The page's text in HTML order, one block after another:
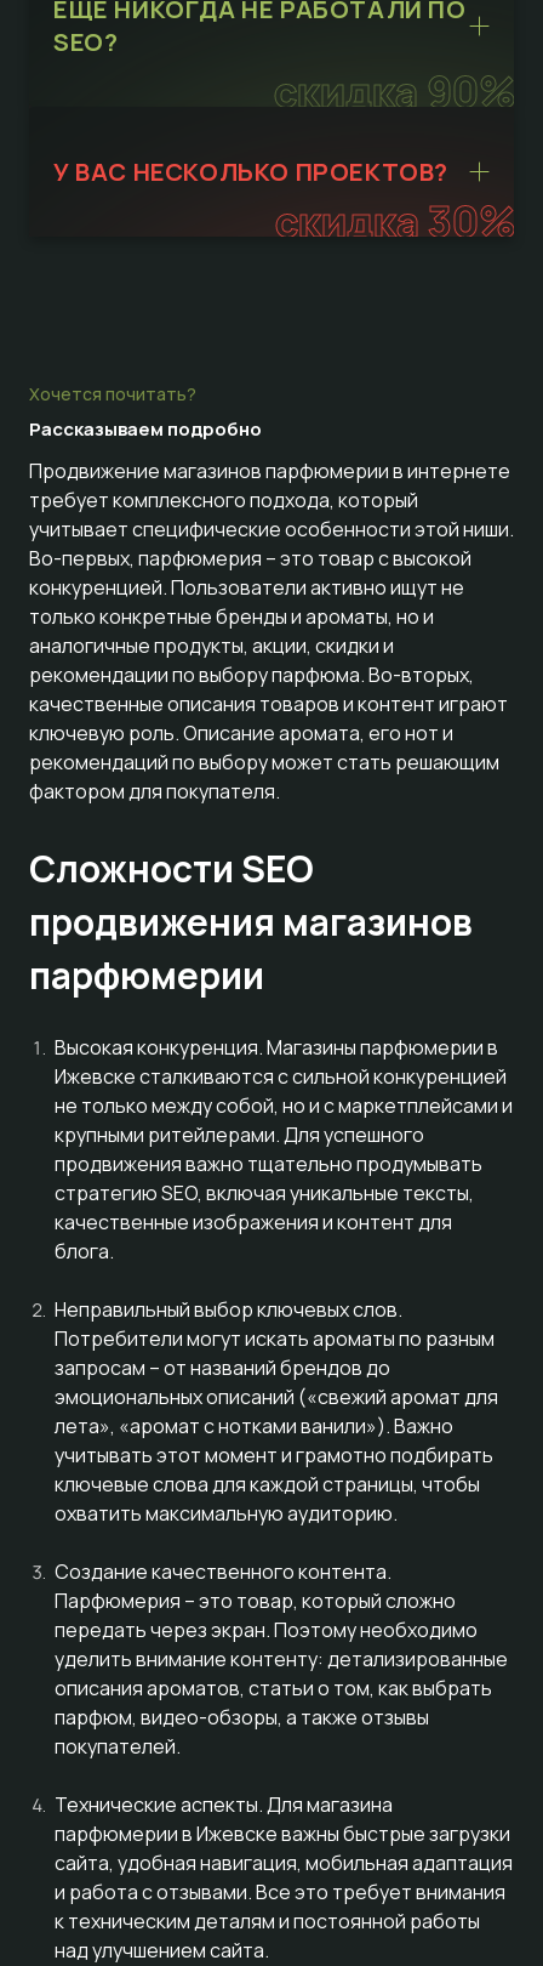
скидка 90%
ЕЩЁ НИКОГДА НЕ РАБОТАЛИ ПО
SEO?
скидка 30%
У ВАС НЕСКОЛЬКО ПРОЕКТОВ?
Хочется почитать?
Рассказываем подробно
Продвижение магазинов парфюмерии в интернете
требует комплексного подхода, который
учитывает специфические особенности этой ниши.
Во-первых, парфюмерия – это товар с высокой
конкуренцией. Пользователи активно ищут не
только конкретные бренды и ароматы, но и
аналогичные продукты, акции, скидки и
рекомендации по выбору парфюма. Во-вторых,
качественные описания товаров и контент играют
ключевую роль. Описание аромата, его нот и
рекомендаций по выбору может стать решающим
фактором для покупателя.
Сложности SEO
продвижения магазинов
парфюмерии
Высокая конкуренция. Магазины парфюмерии в
Ижевске сталкиваются с сильной конкуренцией
не только между собой, но и с маркетплейсами и
крупными ритейлерами. Для успешного
продвижения важно тщательно продумывать
стратегию SEO, включая уникальные тексты,
качественные изображения и контент для
блога.
Неправильный выбор ключевых слов.
Потребители могут искать ароматы по разным
запросам – от названий брендов до
эмоциональных описаний («свежий аромат для
лета», «аромат с нотками ванили»). Важно
учитывать этот момент и грамотно подбирать
ключевые слова для каждой страницы, чтобы
охватить максимальную аудиторию.
Создание качественного контента.
Парфюмерия – это товар, который сложно
передать через экран. Поэтому необходимо
уделить внимание контенту: детализированные
описания ароматов, статьи о том, как выбрать
парфюм, видео-обзоры, а также отзывы
покупателей.
Технические аспекты. Для магазина
парфюмерии в Ижевске важны быстрые загрузки
сайта, удобная навигация, мобильная адаптация
и работа с отзывами. Все это требует внимания
к техническим деталям и постоянной работы
над улучшением сайта.